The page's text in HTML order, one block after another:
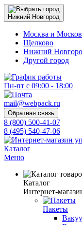
Нижний Новгород
Москва и
Щелково
Нижний
Другой город
Пн-пт с 09:00 - 18:00
mail@webpack.ru
Обратная связь
8 (800) 500-41-07
8 (495) 540-47-06
Каталог
Меню
Каталог
Интернет-
Пакеты